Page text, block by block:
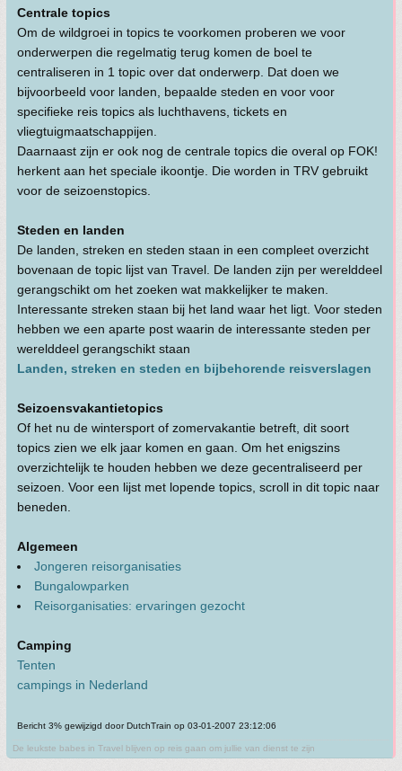
Centrale topics
Om de wildgroei in topics te voorkomen proberen we voor
onderwerpen die regelmatig terug komen de boel te
centraliseren in 1 topic over dat onderwerp. Dat doen we
bijvoorbeeld voor landen, bepaalde steden en voor voor
specifieke reis topics als luchthavens, tickets en
vliegtuigmaatschappijen.
Daarnaast zijn er ook nog de centrale topics die overal op FOK!
herkent aan het speciale ikoontje. Die worden in TRV gebruikt
voor de seizoenstopics.
Steden en landen
De landen, streken en steden staan in een compleet overzicht
bovenaan de topic lijst van Travel. De landen zijn per werelddeel
gerangschikt om het zoeken wat makkelijker te maken.
Interessante streken staan bij het land waar het ligt. Voor steden
hebben we een aparte post waarin de interessante steden per
werelddeel gerangschikt staan
Landen, streken en steden en bijbehorende reisverslagen
Seizoensvakantietopics
Of het nu de wintersport of zomervakantie betreft, dit soort
topics zien we elk jaar komen en gaan. Om het enigszins
overzichtelijk te houden hebben we deze gecentraliseerd per
seizoen. Voor een lijst met lopende topics, scroll in dit topic naar
beneden.
Algemeen
Jongeren reisorganisaties
Bungalowparken
Reisorganisaties: ervaringen gezocht
Camping
Tenten
campings in Nederland
Bericht 3% gewijzigd door DutchTrain op 03-01-2007 23:12:06
De leukste babes in Travel blijven op reis gaan om jullie van dienst te zijn